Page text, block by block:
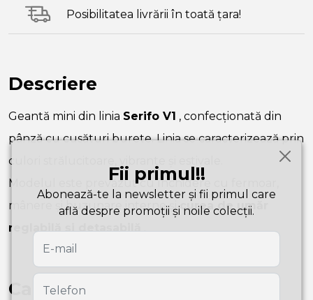
Posibilitatea livrării în toată țara!
Descriere
Geantă mini din linia Serifo V1 , confecționată din
pânză cu cusături burete. Linia se caracterizează prin
culori strălucitoare, vibrante și estivale.
Modelul este prevăzut cu închidere cu fermoar,
mânere și buzunare interne și curea de umăr
reglabilă și detașabilă
Caracteristici
Fii primul!!
Abonează-te la newsletter și fii primul care
află despre promoții și noile colecții.